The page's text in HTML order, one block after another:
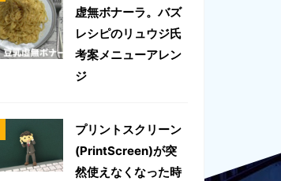
虚無ボナーラ。バズ
レシピのリュウジ氏
考案メニューアレン
ジ
プリントスクリーン
(PrintScreen)が突
然使えなくなった時